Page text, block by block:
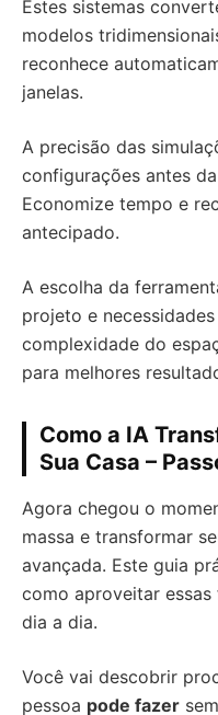
Estes sistemas
modelos
reconhece
janelas.
A precisão das
configurações antes da
Economize tempo e
antecipado.
A escolha da
projeto e
complexidade do
para melhores
Como a IA
Sua Casa –
Agora chegou o
massa e transformar
avançada. Este guia
como aproveitar
dia a dia.
Você vai descobrir
pessoa pode fazer sem